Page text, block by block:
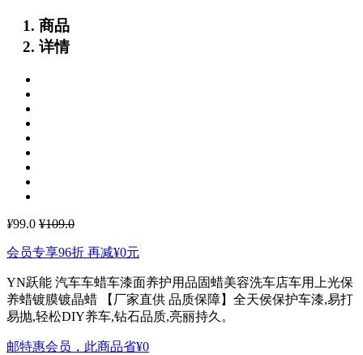
商品
详情
¥99.0 ¥109.0
会员专享96折 再减¥0元
YN跃能 汽车车蜡车漆面养护用品固蜡美容洗车店车用上光保
养蜡镀膜镀晶蜡
【厂家直供 品质保障】全天侯保护车漆,易打
易抛,轻松DIY养车,钻石品质,亮丽持久。
邮特惠会员，此商品省¥0